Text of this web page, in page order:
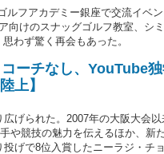
フアカデミー銀座で交流イベン
向けのスナッグゴルフ教室、シ
わず驚く再会もあった。
ーチなし、YouTube
上】
げられた。2007年の大阪大会
や競技の魅力を伝えるほか、新
げで8位入賞したニーラジ・チ